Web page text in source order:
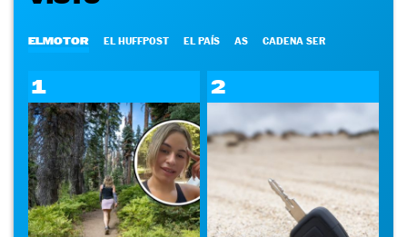
ELMOTOR EL HUFFPOST EL PAÍS AS CADENA SER
1 2